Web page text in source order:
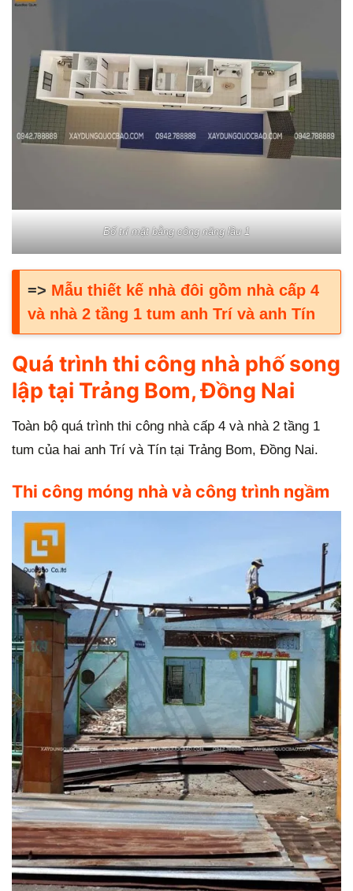
Bố trí mặt bằng công năng lầu 1
=> Mẫu thiết kế nhà đôi gồm nhà cấp 4
và nhà 2 tầng 1 tum anh Trí và anh Tín
Quá trình thi công nhà phố song
lập tại Trảng Bom, Đồng Nai
Toàn bộ quá trình thi công nhà cấp 4 và nhà 2 tầng 1
tum của hai anh Trí và Tín tại Trảng Bom, Đồng Nai.
Thi công móng nhà và công trình ngầm